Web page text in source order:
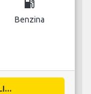
Benzina